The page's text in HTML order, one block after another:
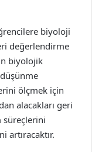
biyoloji
değerlendirme
biyolojik
ölçmek için
alacakları geri
süreçlerini
artıracaktır.